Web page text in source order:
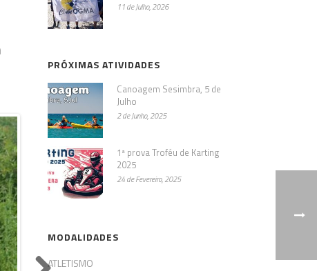
11 de Julho, 2026
PRÓXIMAS ATIVIDADES
Canoagem Sesimbra, 5 de
Julho
2 de Junho, 2025
1ª prova Troféu de Karting
2025
24 de Fevereiro, 2025
MODALIDADES
ATLETISMO